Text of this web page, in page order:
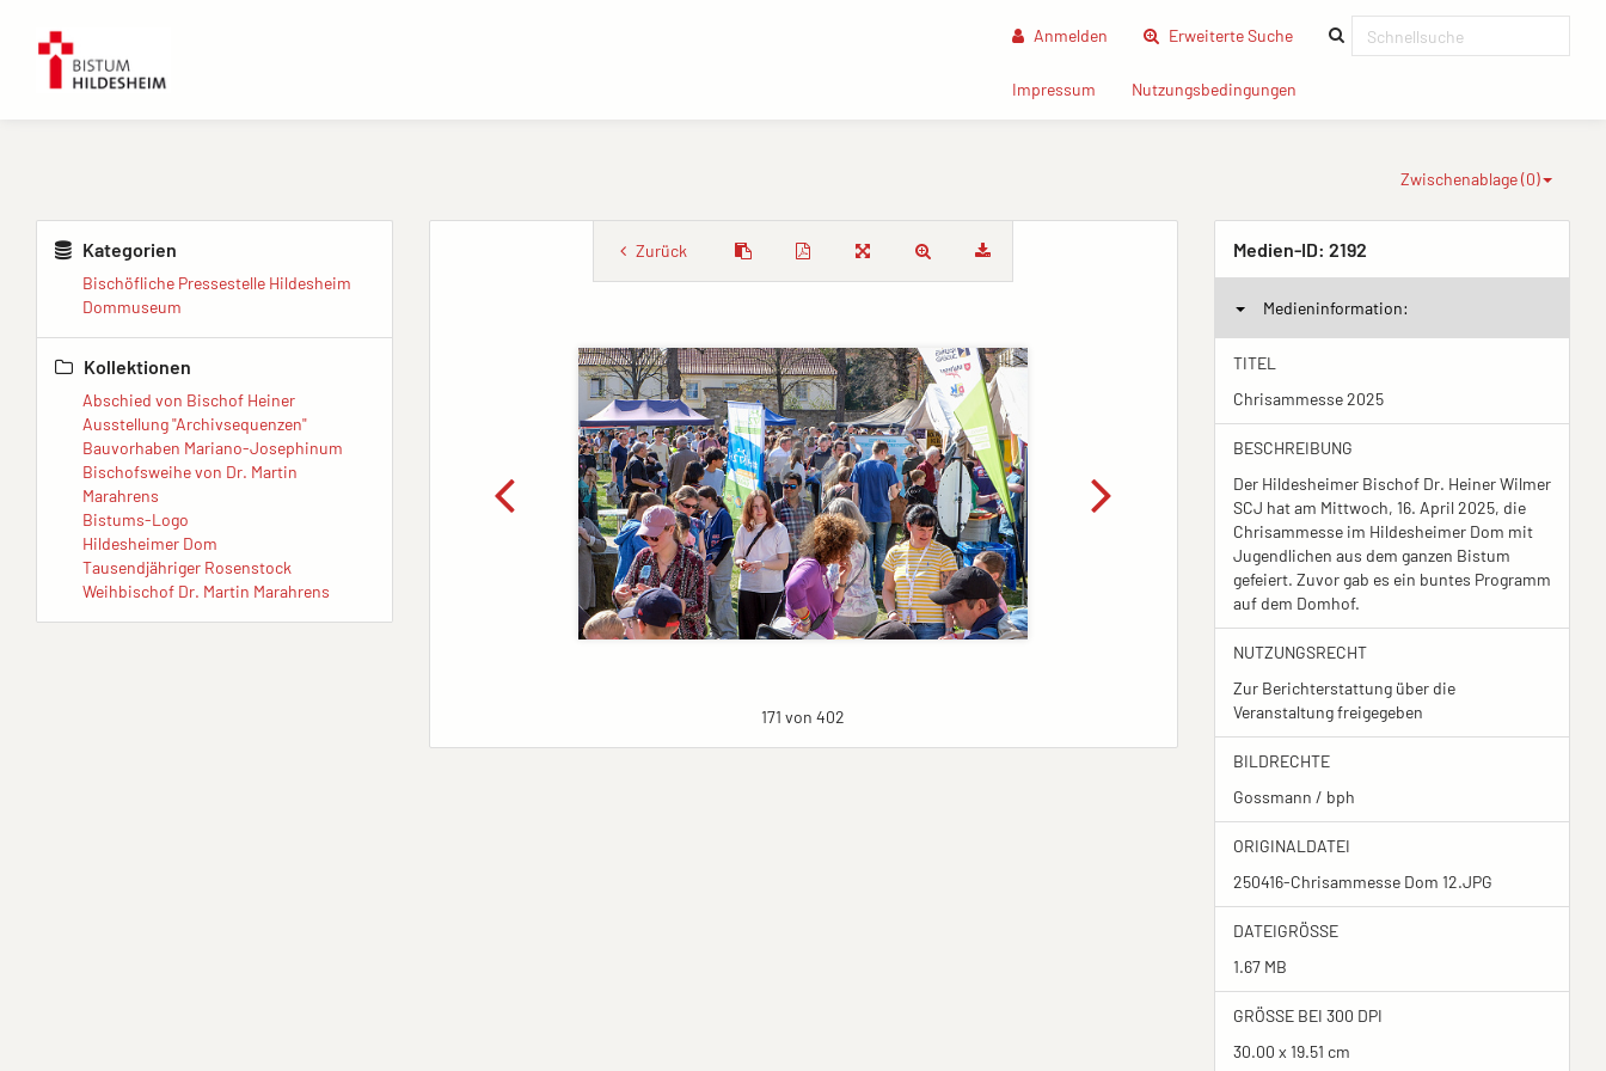
Anmelden Erweiterte Suche(current)
Impressum (current)Nutzungsbedingungen
Zwischenablage (0)
Kategorien
Bischöfliche Pressestelle Hildesheim
Dommuseum
Kollektionen
Abschied von Bischof Heiner
Ausstellung "Archivsequenzen"
Bauvorhaben Mariano-Josephinum
Bischofsweihe von Dr. Martin
Marahrens
Bistums-Logo
Hildesheimer Dom
Tausendjähriger Rosenstock
Weihbischof Dr. Martin Marahrens
Zurück
171 von 402
Medien-ID: 2192
Medieninformation:
TITEL
Chrisammesse 2025
BESCHREIBUNG
Der Hildesheimer Bischof Dr. Heiner Wilmer
SCJ hat am Mittwoch, 16. April 2025, die
Chrisammesse im Hildesheimer Dom mit
Jugendlichen aus dem ganzen Bistum
gefeiert. Zuvor gab es ein buntes Programm
auf dem Domhof.
NUTZUNGSRECHT
Zur Berichterstattung über die
Veranstaltung freigegeben
BILDRECHTE
Gossmann / bph
ORIGINALDATEI
250416-Chrisammesse Dom 12.JPG
DATEIGRÖSSE
1.67 MB
GRÖSSE BEI 300 DPI
30.00 x 19.51 cm